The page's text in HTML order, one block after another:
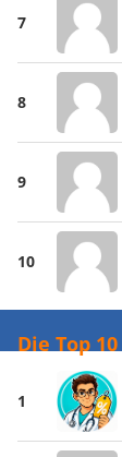
7
8
9
10
Die Top
1